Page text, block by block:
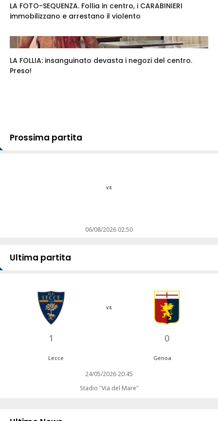
LA FOTO-SEQUENZA. Follia in centro, i CARABINIERI
immobilizzano e arrestano il violento
LA FOLLIA: insanguinato devasta i negozi del centro.
Preso!
Prossima partita
vs
06/08/2026 02:50
Ultima partita
1
vs
0
Lecce Genoa
24/05/2026 20:45
Stadio "Via del Mare"